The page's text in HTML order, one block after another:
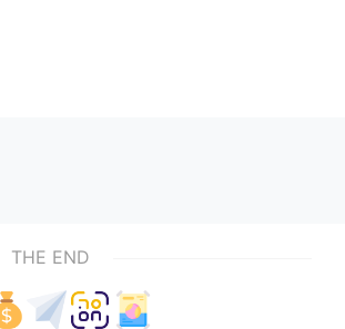
THE END